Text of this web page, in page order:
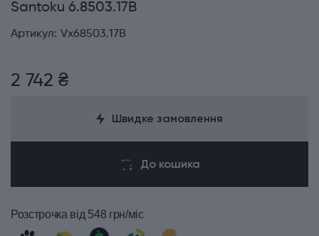
Santoku 6.8503.17B
Артикул: Vx68503.17B
2 742 ₴
Швидке замовлення
До кошика
Розстрочка від 548 грн/міс